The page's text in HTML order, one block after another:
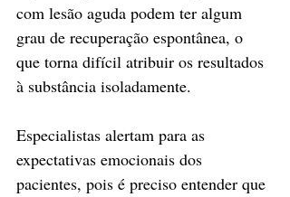
com lesão aguda podem ter algum
grau de recuperação espontânea, o
que torna difícil atribuir os resultados
à substância isoladamente.
Especialistas alertam para as
expectativas emocionais dos
pacientes, pois é preciso entender que